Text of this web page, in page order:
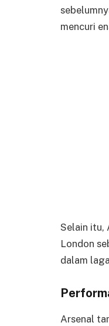
mencuri
Selain itu,
London
dalam
Arsenal